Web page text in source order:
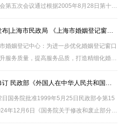
第五次会议通过根据2005年8月28日第十届
会常务委员会第十七次会议《关于修改〈中
女权益保障法〉的决定》第一次修正根···2023.07.24发布|上海市民政局 《上海市婚姻登记窗口服务指南（试行）》
婚姻登记中心：为进一步优化婚姻登记窗口
服务质量，提高服务品质，打造精细化婚姻
，持续提升为民服务水平，现将《上海市婚
指南（试行）》印发给你们，请结···
2025.02.25修订 民政部《外国人在中华人民共和国收养子女登记办法》
国务院批准1999年5月25日民政部令第15
年12月6日《国务院关于修改和废止部分行
修订)第一条为了规范涉外收养登记行为，